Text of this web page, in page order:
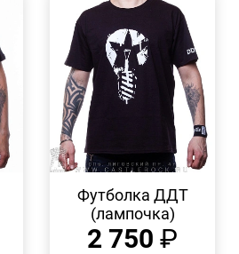
ПРОСМОТР
Футболка ДДТ
(лампочка)
2 750 ₽